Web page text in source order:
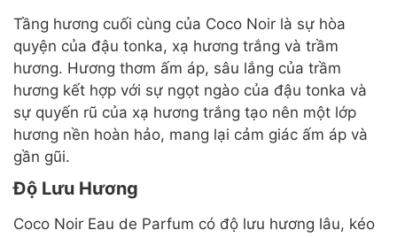
Tầng hương cuối cùng của Coco Noir là sự hòa
quyện của đậu tonka, xạ hương trắng và trầm
hương. Hương thơm ấm áp, sâu lắng của trầm
hương kết hợp với sự ngọt ngào của đậu tonka và
sự quyến rũ của xạ hương trắng tạo nên một lớp
hương nền hoàn hảo, mang lại cảm giác ấm áp và
gần gũi.
Độ Lưu Hương
Coco Noir Eau de Parfum có độ lưu hương lâu, kéo